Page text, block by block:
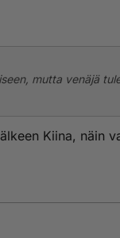
mutta venäjä
Kiina, näin